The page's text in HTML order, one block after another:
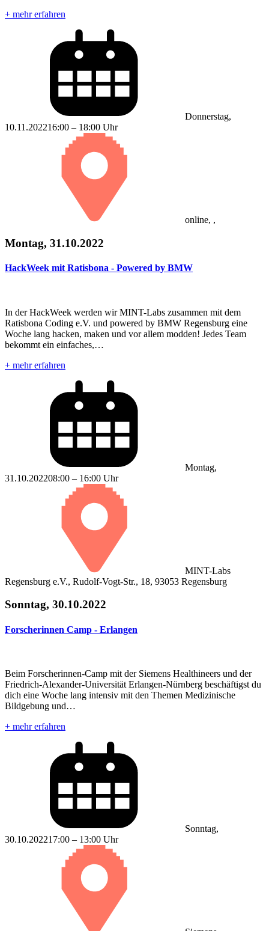
+ mehr erfahren
Donnerstag,
10.11.202216:00 – 18:00 Uhr
online, ,
Montag, 31.10.2022
HackWeek mit Ratisbona - Powered by BMW
In der HackWeek werden wir MINT-Labs zusammen mit dem
Ratisbona Coding e.V. und powered by BMW Regensburg eine
Woche lang hacken, maken und vor allem modden! Jedes Team
bekommt ein einfaches,…
+ mehr erfahren
Montag,
31.10.202208:00 – 16:00 Uhr
MINT-Labs
Regensburg e.V., Rudolf-Vogt-Str., 18, 93053 Regensburg
Sonntag, 30.10.2022
Forscherinnen Camp - Erlangen
Beim Forscherinnen-Camp mit der Siemens Healthineers und der
Friedrich-Alexander-Universität Erlangen-Nürnberg beschäftigst du
dich eine Woche lang intensiv mit den Themen Medizinische
Bildgebung und…
+ mehr erfahren
Sonntag,
30.10.202217:00 – 13:00 Uhr